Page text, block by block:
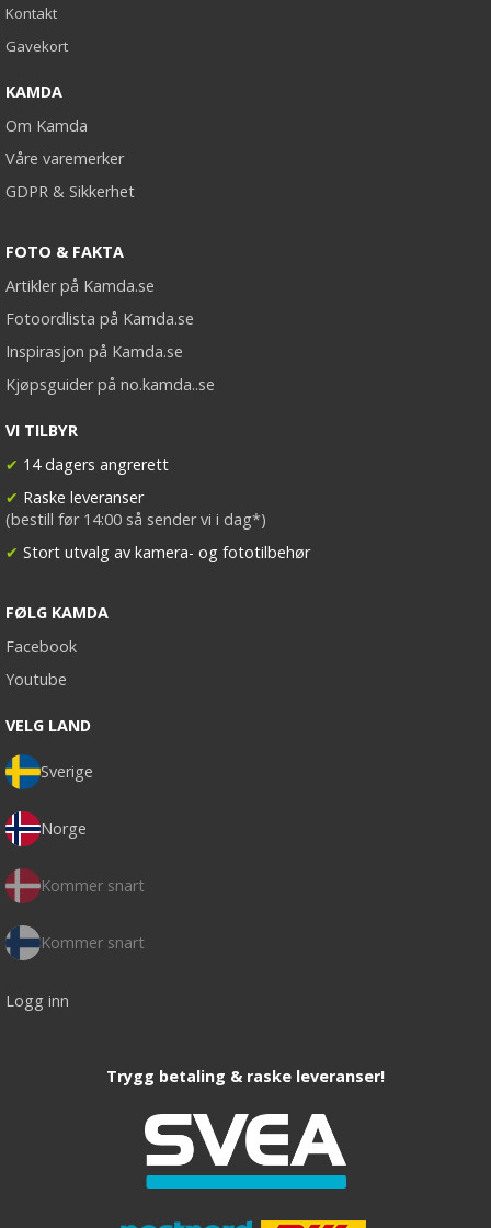
Kontakt
Gavekort
KAMDA
Om Kamda
Våre varemerker
GDPR & Sikkerhet
FOTO & FAKTA
Artikler på Kamda.se
Fotoordlista på Kamda.se
Inspirasjon på Kamda.se
Kjøpsguider på no.kamda..se
VI TILBYR
✔ 14 dagers angrerett
✔ Raske leveranser
(bestill før 14:00 så sender vi i dag*)
✔ Stort utvalg av kamera- og fototilbehør
FØLG KAMDA
Facebook
Youtube
VELG LAND
Sverige
Norge
Kommer snart
Kommer snart
Logg inn
Trygg betaling & raske leveranser!